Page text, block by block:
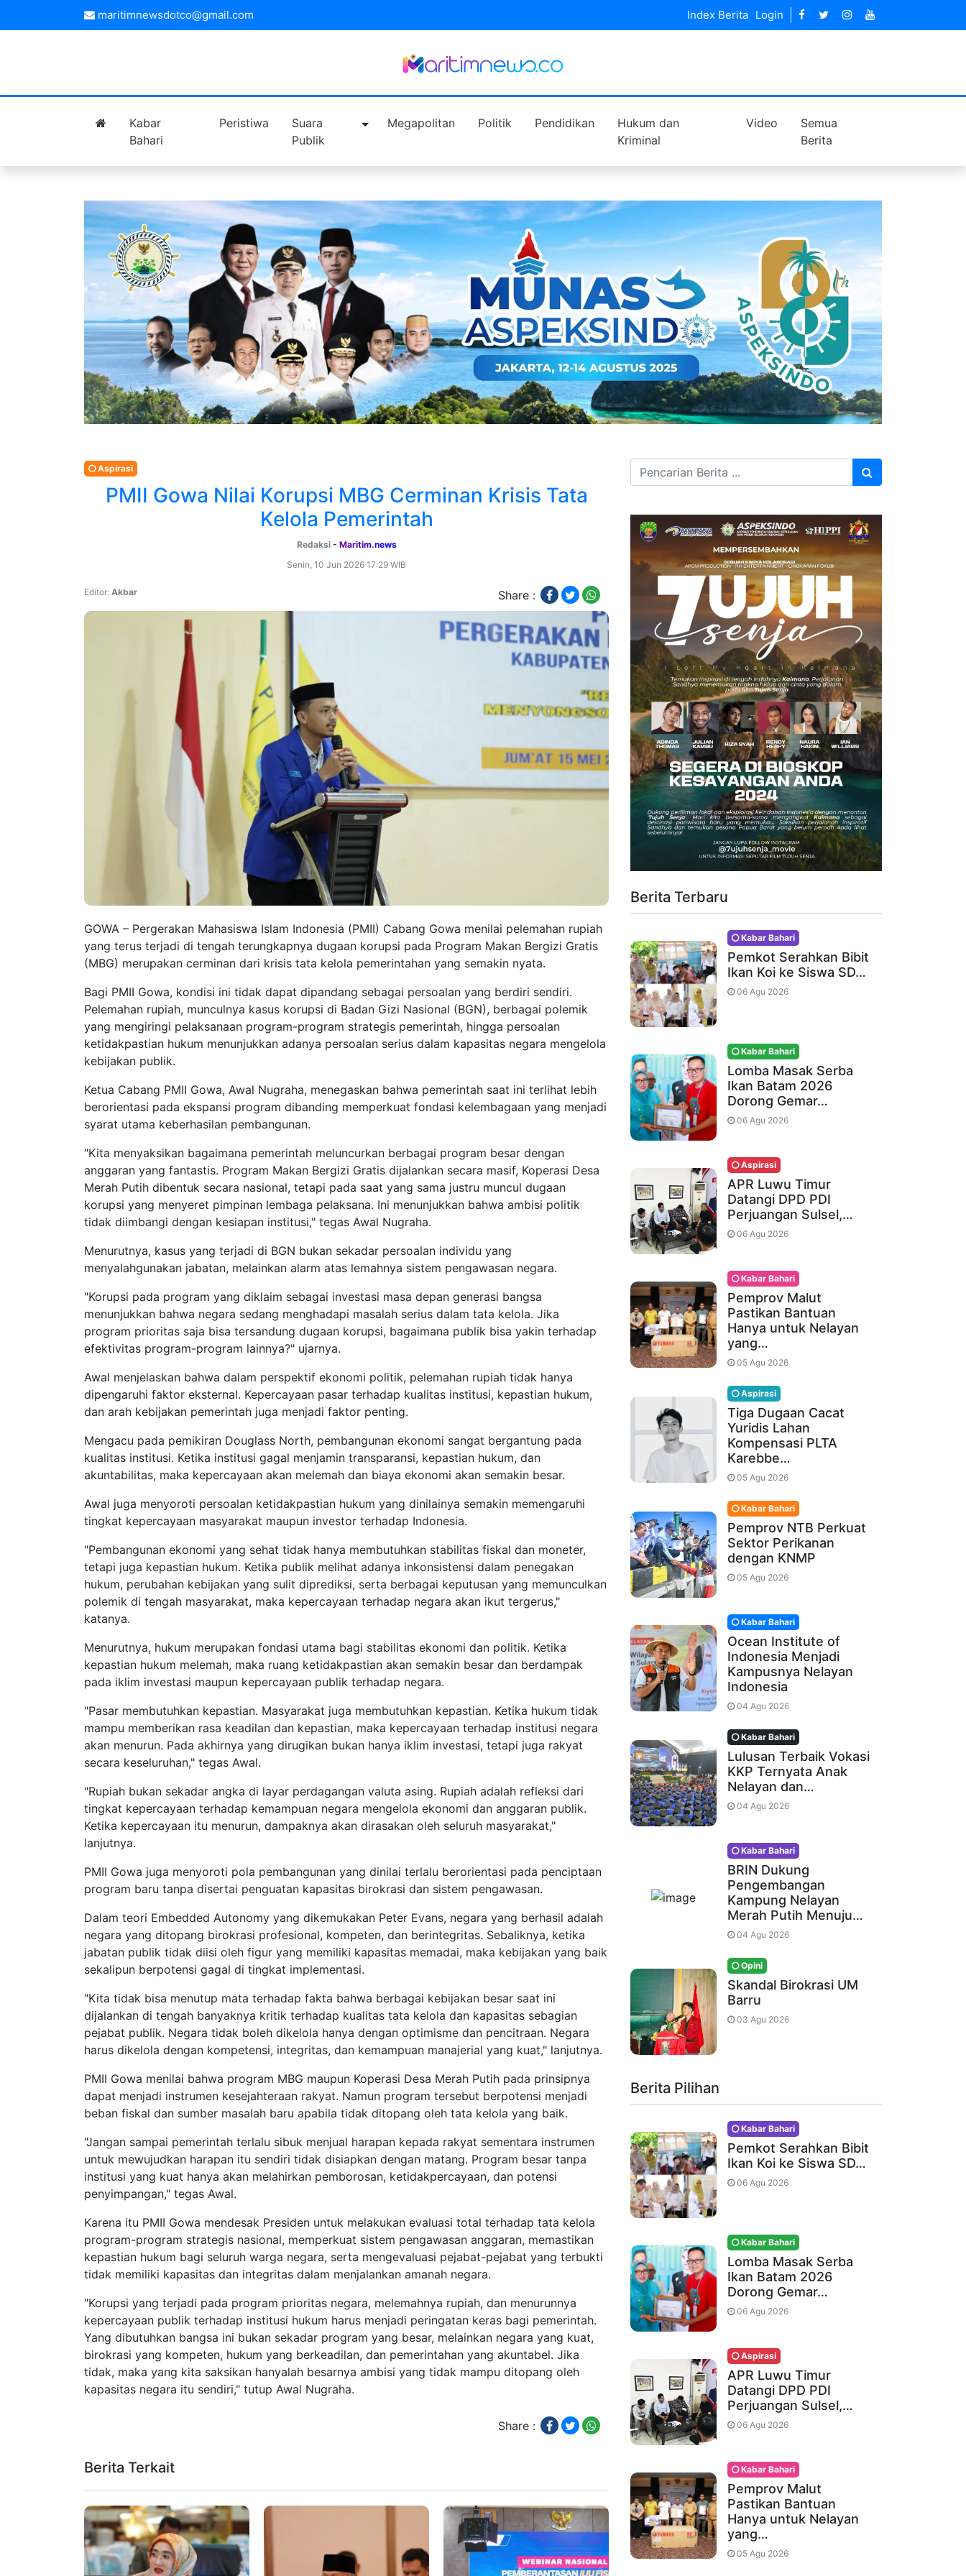
maritimnewsdotco@gmail.com Index Berita Login
Kabar
Bahari
Peristiwa
Suara
Publik
Megapolitan Politik Pendidikan
Hukum dan
Kriminal
Video
Semua
Berita
Aspirasi
PMII Gowa Nilai Korupsi MBG Cerminan Krisis Tata
Kelola Pemerintah
Redaksi - Maritim.news
Senin, 10 Jun 2026 17:29 WIB
Editor: Akbar Share :
GOWA – Pergerakan Mahasiswa Islam Indonesia (PMII) Cabang Gowa menilai pelemahan rupiah
yang terus terjadi di tengah terungkapnya dugaan korupsi pada Program Makan Bergizi Gratis
(MBG) merupakan cerminan dari krisis tata kelola pemerintahan yang semakin nyata.
Bagi PMII Gowa, kondisi ini tidak dapat dipandang sebagai persoalan yang berdiri sendiri.
Pelemahan rupiah, munculnya kasus korupsi di Badan Gizi Nasional (BGN), berbagai polemik
yang mengiringi pelaksanaan program-program strategis pemerintah, hingga persoalan
ketidakpastian hukum menunjukkan adanya persoalan serius dalam kapasitas negara mengelola
kebijakan publik.
Ketua Cabang PMII Gowa, Awal Nugraha, menegaskan bahwa pemerintah saat ini terlihat lebih
berorientasi pada ekspansi program dibanding memperkuat fondasi kelembagaan yang menjadi
syarat utama keberhasilan pembangunan.
"Kita menyaksikan bagaimana pemerintah meluncurkan berbagai program besar dengan
anggaran yang fantastis. Program Makan Bergizi Gratis dijalankan secara masif, Koperasi Desa
Merah Putih dibentuk secara nasional, tetapi pada saat yang sama justru muncul dugaan
korupsi yang menyeret pimpinan lembaga pelaksana. Ini menunjukkan bahwa ambisi politik
tidak diimbangi dengan kesiapan institusi," tegas Awal Nugraha.
Menurutnya, kasus yang terjadi di BGN bukan sekadar persoalan individu yang
menyalahgunakan jabatan, melainkan alarm atas lemahnya sistem pengawasan negara.
"Korupsi pada program yang diklaim sebagai investasi masa depan generasi bangsa
menunjukkan bahwa negara sedang menghadapi masalah serius dalam tata kelola. Jika
program prioritas saja bisa tersandung dugaan korupsi, bagaimana publik bisa yakin terhadap
efektivitas program-program lainnya?" ujarnya.
Awal menjelaskan bahwa dalam perspektif ekonomi politik, pelemahan rupiah tidak hanya
dipengaruhi faktor eksternal. Kepercayaan pasar terhadap kualitas institusi, kepastian hukum,
dan arah kebijakan pemerintah juga menjadi faktor penting.
Mengacu pada pemikiran Douglass North, pembangunan ekonomi sangat bergantung pada
kualitas institusi. Ketika institusi gagal menjamin transparansi, kepastian hukum, dan
akuntabilitas, maka kepercayaan akan melemah dan biaya ekonomi akan semakin besar.
Awal juga menyoroti persoalan ketidakpastian hukum yang dinilainya semakin memengaruhi
tingkat kepercayaan masyarakat maupun investor terhadap Indonesia.
"Pembangunan ekonomi yang sehat tidak hanya membutuhkan stabilitas fiskal dan moneter,
tetapi juga kepastian hukum. Ketika publik melihat adanya inkonsistensi dalam penegakan
hukum, perubahan kebijakan yang sulit diprediksi, serta berbagai keputusan yang memunculkan
polemik di tengah masyarakat, maka kepercayaan terhadap negara akan ikut tergerus,"
katanya.
Menurutnya, hukum merupakan fondasi utama bagi stabilitas ekonomi dan politik. Ketika
kepastian hukum melemah, maka ruang ketidakpastian akan semakin besar dan berdampak
pada iklim investasi maupun kepercayaan publik terhadap negara.
"Pasar membutuhkan kepastian. Masyarakat juga membutuhkan kepastian. Ketika hukum tidak
mampu memberikan rasa keadilan dan kepastian, maka kepercayaan terhadap institusi negara
akan menurun. Pada akhirnya yang dirugikan bukan hanya iklim investasi, tetapi juga rakyat
secara keseluruhan," tegas Awal.
"Rupiah bukan sekadar angka di layar perdagangan valuta asing. Rupiah adalah refleksi dari
tingkat kepercayaan terhadap kemampuan negara mengelola ekonomi dan anggaran publik.
Ketika kepercayaan itu menurun, dampaknya akan dirasakan oleh seluruh masyarakat,"
lanjutnya.
PMII Gowa juga menyoroti pola pembangunan yang dinilai terlalu berorientasi pada penciptaan
program baru tanpa disertai penguatan kapasitas birokrasi dan sistem pengawasan.
Dalam teori Embedded Autonomy yang dikemukakan Peter Evans, negara yang berhasil adalah
negara yang ditopang birokrasi profesional, kompeten, dan berintegritas. Sebaliknya, ketika
jabatan publik tidak diisi oleh figur yang memiliki kapasitas memadai, maka kebijakan yang baik
sekalipun berpotensi gagal di tingkat implementasi.
"Kita tidak bisa menutup mata terhadap fakta bahwa berbagai kebijakan besar saat ini
dijalankan di tengah banyaknya kritik terhadap kualitas tata kelola dan kapasitas sebagian
pejabat publik. Negara tidak boleh dikelola hanya dengan optimisme dan pencitraan. Negara
harus dikelola dengan kompetensi, integritas, dan kemampuan manajerial yang kuat," lanjutnya.
PMII Gowa menilai bahwa program MBG maupun Koperasi Desa Merah Putih pada prinsipnya
dapat menjadi instrumen kesejahteraan rakyat. Namun program tersebut berpotensi menjadi
beban fiskal dan sumber masalah baru apabila tidak ditopang oleh tata kelola yang baik.
"Jangan sampai pemerintah terlalu sibuk menjual harapan kepada rakyat sementara instrumen
untuk mewujudkan harapan itu sendiri tidak disiapkan dengan matang. Program besar tanpa
institusi yang kuat hanya akan melahirkan pemborosan, ketidakpercayaan, dan potensi
penyimpangan," tegas Awal.
Karena itu PMII Gowa mendesak Presiden untuk melakukan evaluasi total terhadap tata kelola
program-program strategis nasional, memperkuat sistem pengawasan anggaran, memastikan
kepastian hukum bagi seluruh warga negara, serta mengevaluasi pejabat-pejabat yang terbukti
tidak memiliki kapasitas dan integritas dalam menjalankan amanah negara.
"Korupsi yang terjadi pada program prioritas negara, melemahnya rupiah, dan menurunnya
kepercayaan publik terhadap institusi hukum harus menjadi peringatan keras bagi pemerintah.
Yang dibutuhkan bangsa ini bukan sekadar program yang besar, melainkan negara yang kuat,
birokrasi yang kompeten, hukum yang berkeadilan, dan pemerintahan yang akuntabel. Jika
tidak, maka yang kita saksikan hanyalah besarnya ambisi yang tidak mampu ditopang oleh
kapasitas negara itu sendiri," tutup Awal Nugraha.
Share :
Berita Terkait
Berita Terbaru
Kabar Bahari
Pemkot Serahkan Bibit
Ikan Koi ke Siswa SD…
06 Agu 2026
Kabar Bahari
Lomba Masak Serba
Ikan Batam 2026
Dorong Gemar…
06 Agu 2026
Aspirasi
APR Luwu Timur
Datangi DPD PDI
Perjuangan Sulsel,…
06 Agu 2026
Kabar Bahari
Pemprov Malut
Pastikan Bantuan
Hanya untuk Nelayan
yang…
05 Agu 2026
Aspirasi
Tiga Dugaan Cacat
Yuridis Lahan
Kompensasi PLTA
Karebbe…
05 Agu 2026
Kabar Bahari
Pemprov NTB Perkuat
Sektor Perikanan
dengan KNMP
05 Agu 2026
Kabar Bahari
Ocean Institute of
Indonesia Menjadi
Kampusnya Nelayan
Indonesia
04 Agu 2026
Kabar Bahari
Lulusan Terbaik Vokasi
KKP Ternyata Anak
Nelayan dan…
04 Agu 2026
Kabar Bahari
BRIN Dukung
Pengembangan
Kampung Nelayan
Merah Putih Menuju…
04 Agu 2026
Opini
Skandal Birokrasi UM
Barru
03 Agu 2026
Berita Pilihan
Kabar Bahari
Pemkot Serahkan Bibit
Ikan Koi ke Siswa SD…
06 Agu 2026
Kabar Bahari
Lomba Masak Serba
Ikan Batam 2026
Dorong Gemar…
06 Agu 2026
Aspirasi
APR Luwu Timur
Datangi DPD PDI
Perjuangan Sulsel,…
06 Agu 2026
Kabar Bahari
Pemprov Malut
Pastikan Bantuan
Hanya untuk Nelayan
yang…
05 Agu 2026